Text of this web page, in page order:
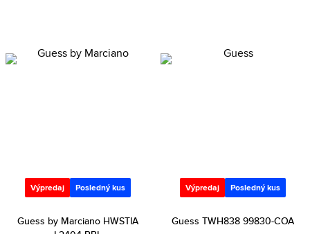
Výpredaj Posledný kus
Guess by Marciano HWSTIA
Výpredaj Posledný kus
Guess TWH838 99830-COA